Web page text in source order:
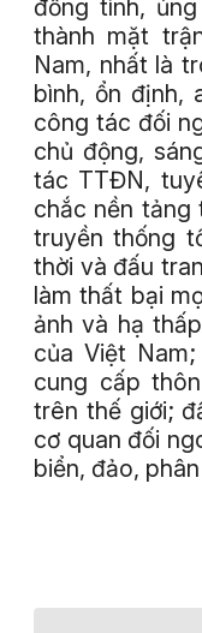
đồng tình,
thành mặt
Nam, nhất là
bình, ổn định,
công tác đối
chủ động,
tác TTĐN,
chắc nền
truyền thống
thời và đấu
làm thất bại
ảnh và hạ
của Việt
cung cấp
trên thế giới;
cơ quan đối
biển, đảo,